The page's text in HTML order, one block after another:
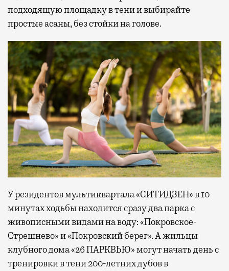
подходящую площадку в тени и выбирайте
простые асаны, без стойки на голове.
У резидентов мультиквартала «СИТИДЗЕН» в 10
минутах ходьбы находится сразу два парка с
живописными видами на воду: «Покровское-
Стрешнево» и «Покровский берег». А жильцы
клубного дома «26 ПАРКВЬЮ» могут начать день с
тренировки в тени 200-летних дубов в